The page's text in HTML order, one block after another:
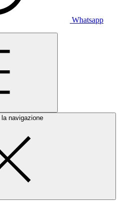
Whatsapp
la navigazione